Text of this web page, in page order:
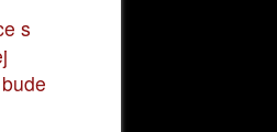
s